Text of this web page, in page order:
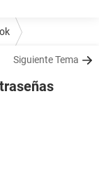
Siguiente Tema